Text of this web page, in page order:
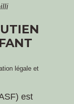
légale et
est